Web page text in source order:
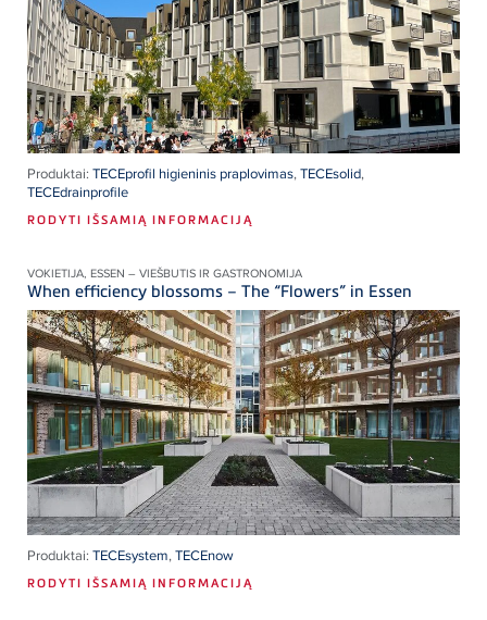
Produktai: TECEprofil higieninis praplovimas,TECEsolid,
TECEdrainprofile
RODYTI IŠSAMIĄ INFORMACIJĄ
VOKIETIJA, ESSEN – VIEŠBUTIS IR GASTRONOMIJA
When efficiency blossoms – The “Flowers” in Essen
Produktai: TECEsystem,TECEnow
RODYTI IŠSAMIĄ INFORMACIJĄ